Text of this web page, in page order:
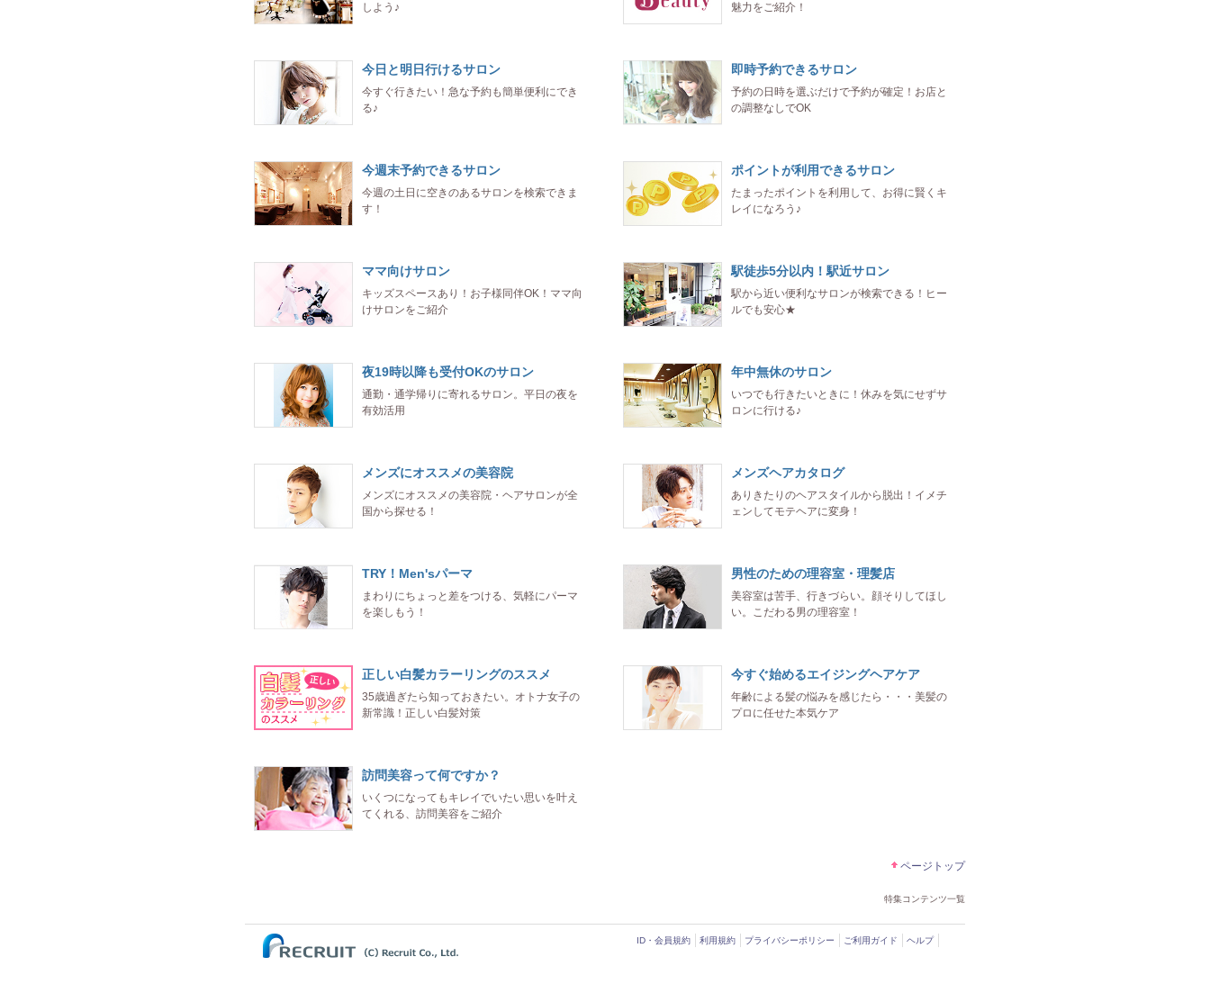
しよう♪
魅力をご紹介！
今日と明日行けるサロン
今すぐ行きたい！急な予約も簡単便利にでき
る♪
即時予約できるサロン
予約の日時を選ぶだけで予約が確定！お店と
の調整なしでOK
今週末予約できるサロン
今週の土日に空きのあるサロンを検索できま
す！
ポイントが利用できるサロン
たまったポイントを利用して、お得に賢くキ
レイになろう♪
ママ向けサロン
キッズスペースあり！お子様同伴OK！ママ向
けサロンをご紹介
駅徒歩5分以内！駅近サロン
駅から近い便利なサロンが検索できる！ヒー
ルでも安心★
夜19時以降も受付OKのサロン
通勤・通学帰りに寄れるサロン。平日の夜を
有効活用
年中無休のサロン
いつでも行きたいときに！休みを気にせずサ
ロンに行ける♪
メンズにオススメの美容院
メンズにオススメの美容院・ヘアサロンが全
国から探せる！
メンズヘアカタログ
ありきたりのヘアスタイルから脱出！イメチ
ェンしてモテヘアに変身！
TRY！Men'sパーマ
まわりにちょっと差をつける、気軽にパーマ
を楽しもう！
男性のための理容室・理髪店
美容室は苦手、行きづらい。顔そりしてほし
い。こだわる男の理容室！
正しい白髪カラーリングのススメ
35歳過ぎたら知っておきたい。オトナ女子の
新常識！正しい白髪対策
今すぐ始めるエイジングヘアケア
年齢による髪の悩みを感じたら・・・美髪の
プロに任せた本気ケア
訪問美容って何ですか？
いくつになってもキレイでいたい思いを叶え
てくれる、訪問美容をご紹介
ページトップ
特集コンテンツ一覧
ID・会員規約 利用規約 プライバシーポリシー ご利用ガイド ヘルプ